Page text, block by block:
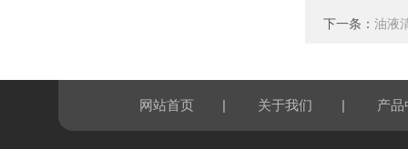
下一条： 油液
网站首页 | 关于我们 | 产品